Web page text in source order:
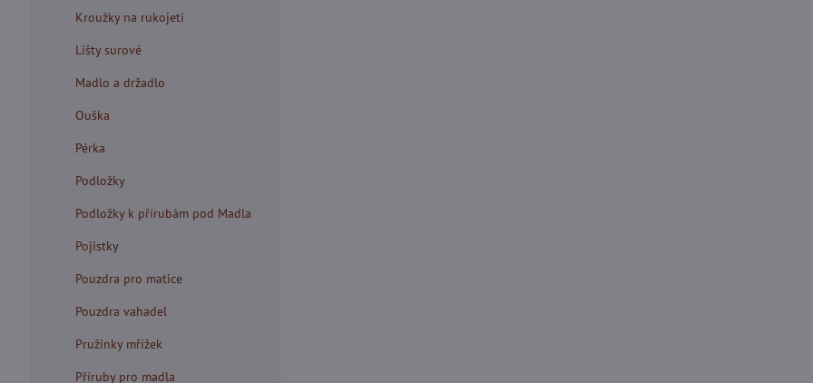
Kroužky na rukojeti
Lišty surové
Madlo a držadlo
Ouška
Pérka
Podložky
Podložky k přírubám pod Madla
Pojistky
Pouzdra pro matice
Pouzdra vahadel
Pružinky mřížek
Příruby pro madla